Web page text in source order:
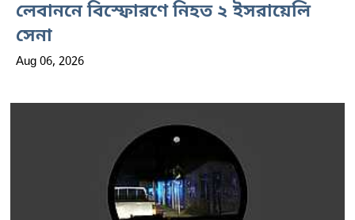
লেবাননে বিস্ফোরণে নিহত ২ ইসরায়েলি
সেনা
Aug 06, 2026